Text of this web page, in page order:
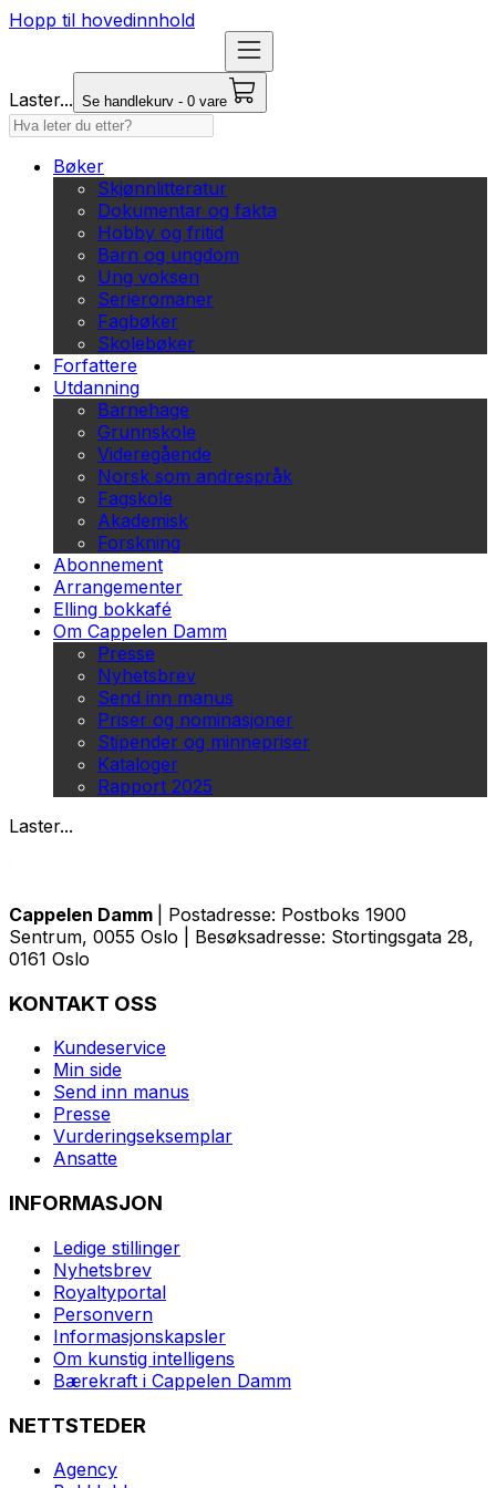
Hopp til hovedinnhold
Laster... Se handlekurv - 0 vare
Bøker
Skjønnlitteratur
Dokumentar og fakta
Hobby og fritid
Barn og ungdom
Ung voksen
Serieromaner
Fagbøker
Skolebøker
Forfattere
Utdanning
Barnehage
Grunnskole
Videregående
Norsk som andrespråk
Fagskole
Akademisk
Forskning
Abonnement
Arrangementer
Elling bokkafé
Om Cappelen Damm
Presse
Nyhetsbrev
Send inn manus
Priser og nominasjoner
Stipender og minnepriser
Kataloger
Rapport 2025
Laster...
Cappelen Damm
| Postadresse: Postboks 1900
Sentrum, 0055 Oslo | Besøksadresse: Stortingsgata 28,
0161 Oslo
KONTAKT OSS
Kundeservice
Min side
Send inn manus
Presse
Vurderingseksemplar
Ansatte
INFORMASJON
Ledige stillinger
Nyhetsbrev
Royaltyportal
Personvern
Informasjonskapsler
Om kunstig intelligens
Bærekraft i Cappelen Damm
NETTSTEDER
Agency